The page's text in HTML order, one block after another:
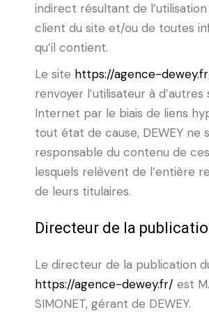
indirect résultant de
client du site et/ou de toutes
qu’il contient.
Le site https://agence-
renvoyer l’utilisateur à d’autres
Internet par le biais de liens
tout état de cause, DEWEY ne
responsable du contenu de
lesquels relèvent de l’entière
de leurs titulaires.
Directeur de la
Le directeur de la publication
https://agence-dewey.fr/ est
SIMONET, gérant de DEWEY.